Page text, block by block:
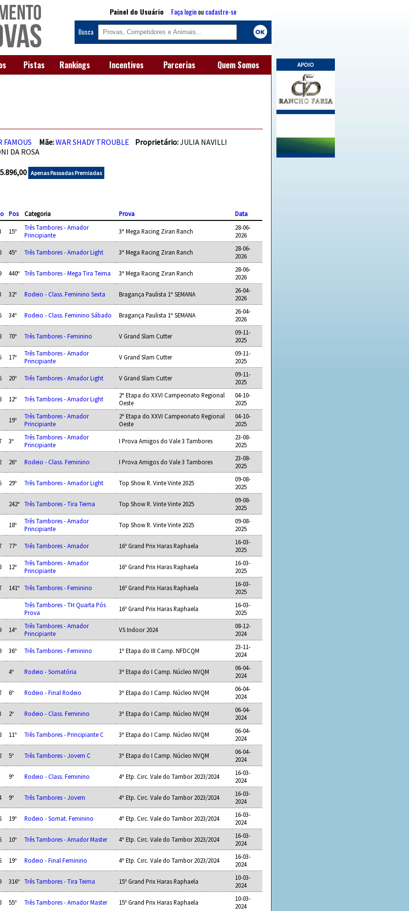
APOIO
Painel do Usuário Faça loginoucadastre-se
Busca
Pistas Rankings Incentivos Parcerias Quem Somos
FAMOUS Mãe:WAR SHADY TROUBLE Proprietário:JULIA NAVILLI
DA ROSA
Apenas Passadas Premiadas
Pos Categoria Prova Data
15º
Três Tambores - Amador
Principiante
3ª Mega Racing Ziran Ranch
28-06-
2026
45º Três Tambores - Amador Light 3ª Mega Racing Ziran Ranch
28-06-
2026
440º Três Tambores - Mega Tira Teima 3ª Mega Racing Ziran Ranch
28-06-
2026
32º Rodeio - Class. Feminino Sexta Bragança Paulista 1ª SEMANA
26-04-
2026
34º Rodeio - Class. Feminino Sábado Bragança Paulista 1ª SEMANA
26-04-
2026
70º Três Tambores - Feminino V Grand Slam Cutter
09-11-
2025
17º
Três Tambores - Amador
Principiante
V Grand Slam Cutter
09-11-
2025
20º Três Tambores - Amador Light V Grand Slam Cutter
09-11-
2025
12º Três Tambores - Amador Light
2ª Etapa do XXVI Campeonato Regional
Oeste
04-10-
2025
19º
Três Tambores - Amador
Principiante
2ª Etapa do XXVI Campeonato Regional
Oeste
04-10-
2025
3º
Três Tambores - Amador
Principiante
I Prova Amigos do Vale 3 Tambores
23-08-
2025
26º Rodeio - Class. Feminino I Prova Amigos do Vale 3 Tambores
23-08-
2025
29º Três Tambores - Amador Light Top Show R. Vinte Vinte 2025
09-08-
2025
242º Três Tambores - Tira Teima Top Show R. Vinte Vinte 2025
09-08-
2025
18º
Três Tambores - Amador
Principiante
Top Show R. Vinte Vinte 2025
09-08-
2025
77º Três Tambores - Amador 16º Grand Prix Haras Raphaela
16-03-
2025
12º
Três Tambores - Amador
Principiante
16º Grand Prix Haras Raphaela
16-03-
2025
141º Três Tambores - Feminino 16º Grand Prix Haras Raphaela
16-03-
2025
Três Tambores - TH Quarta Pós
Prova
16º Grand Prix Haras Raphaela
16-03-
2025
14º
Três Tambores - Amador
Principiante
VS Indoor 2024
08-12-
2024
36º Três Tambores - Feminino 1ª Etapa do III Camp. NFDCQM
23-11-
2024
4º Rodeio - Somatória 3ª Etapa do I Camp. Núcleo NVQM
06-04-
2024
6º Rodeio - Final Rodeio 3ª Etapa do I Camp. Núcleo NVQM
06-04-
2024
2º Rodeio - Class. Feminino 3ª Etapa do I Camp. Núcleo NVQM
06-04-
2024
11º Três Tambores - Principiante C 3ª Etapa do I Camp. Núcleo NVQM
06-04-
2024
5º Três Tambores - Jovem C 3ª Etapa do I Camp. Núcleo NVQM
06-04-
2024
9º Rodeio - Class. Feminino 4ª Etp. Circ. Vale do Tambor 2023/2024
16-03-
2024
9º Três Tambores - Jovem 4ª Etp. Circ. Vale do Tambor 2023/2024
16-03-
2024
19º Rodeio - Somat. Feminino 4ª Etp. Circ. Vale do Tambor 2023/2024
16-03-
2024
10º Três Tambores - Amador Master 4ª Etp. Circ. Vale do Tambor 2023/2024
16-03-
2024
19º Rodeio - Final Feminino 4ª Etp. Circ. Vale do Tambor 2023/2024
16-03-
2024
316º Três Tambores - Tira Teima 15º Grand Prix Haras Raphaela
10-03-
2024
55º Três Tambores - Amador Master 15º Grand Prix Haras Raphaela
10-03-
2024